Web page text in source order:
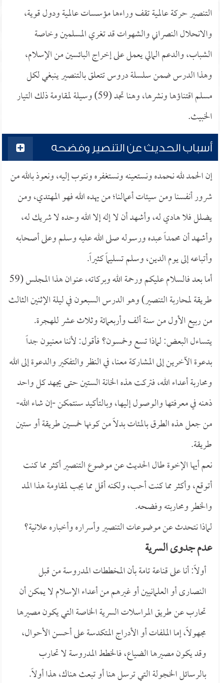
التنصير حركة عالمية تقف وراءها مؤسسات عالمية ودول قوية،
والانحلال النصراني والشهوات قد تغري المسلمين وخاصة
الشباب، والدعم المالي يعمل على إخراج البائسين من الإسلام،
وهذا الدرس ضمن سلسلة دروس تتعلق بالتنصير ينبغي لكل
مسلم اقتناؤها ونشرها، وهنا تجد (59) وسيلة لمقاومة ذلك التيار
الخبيث.
أسباب الحديث عن التنصير وفضحه
إن الحمد لله نحمده ونستعينه ونستغفره ونتوب إليه، ونعوذ بالله من
شرور أنفسنا ومن سيئات أعمالنا؛ من يهده الله فهو المهتدي، ومن
يضلل فلا هادي له، وأشهد أن لا إله إلا الله وحده لا شريك له،
وأشهد أن محمداً عبده ورسوله صلى الله عليه وسلم وعلى أصحابه
وأتباعه إلى يوم الدين، وسلم تسليماً كثيراً.
أما بعد فالسلام عليكم ورحمة الله وبركاته، عنوان هذا المجلس (59
طريقة لمحاربة التنصير) وهو الدرس السبعون في ليلة الإثنين الثالث
من ربيع الأول من سنة ألف وأربعمائة وثلاث عشر للهجرة.
يتساءل البعض: لماذا تسع وخمسون؟ فأقول: لأننا معنيون جداً
بدعوة الآخرين إلى المشاركة معنا، في النظر والتفكير والدعوة إلى الله
ومحاربة أعداء الله، فتركت هذه الخانة الستين حتى يجهد كل واحد
ذهنه في معرفتها والوصول إليها، وبالتأكيد سنتمكن -إن شاء الله-
من جعل هذه الطرق بالمئات بدلاً من كونها خمسين طريقة أو ستين
طريقة.
نعم أيها الإخوة طال الحديث عن موضوع التنصير أكثر مما كنت
أتوقع، وأكثر مما كنت أحب، ولكنه أقل مما يجب لمقاومة هذا المد
والخطر ومحاربته وفضحه.
لماذا نتحدث عن موضوعات التنصير وأسراره وأخباره علانية؟
عدم جدوى السرية
أولاً: أنا على قناعة تامة بأن المخططات المدروسة من قبل
النصارى أو العلمانيين أو غيرهم من أعداء الإسلام لا يمكن أن
تحارب عن طريق المراسلات السرية الخاصة التي يكون مصيرها
مجهولاً، إما الملفات أو الأدراج المتكدسة على أحسن الأحوال،
وقد يكون مصيرها الضياع، فالخطط المدروسة لا تحارب
بالرسائل الخجولة التي ترسل هنا أو تبعث هناك، هذا أولاً.